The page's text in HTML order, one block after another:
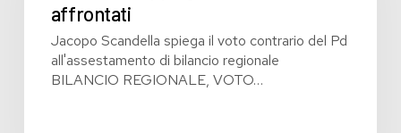
affrontati
affrontati
Jacopo Scandella spiega il voto contrario del Pd
all'assestamento di bilancio regionale
BILANCIO REGIONALE, VOTO…